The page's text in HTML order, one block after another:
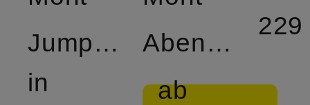
Jumpsuit
in
Abendkleid
ab